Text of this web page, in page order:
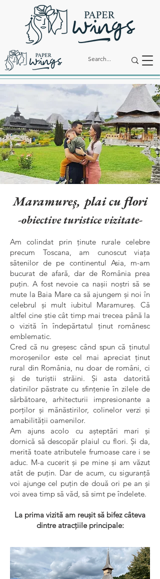
Maramureș, plai cu flori
-obiective turistice vizitate-
Am colindat prin ținute rurale celebre
precum Toscana, am cunoscut viața
sătenilor de pe continentul Asia, m-am
bucurat de afară, dar de România prea
puțin. A fost nevoie ca nașii noștri să se
mute la Baia Mare ca să ajungem și noi în
celebrul și mult iubitul Maramureș. Că
altfel cine știe cât timp mai trecea până la
o vizită în îndepărtatul ținut românesc
emblematic.
Cred că nu greșesc când spun că ținutul
moroșenilor este cel mai apreciat ținut
rural din România, nu doar de români, ci
și de turiștii străini. Și asta datorită
datinilor păstrate cu sfințenie în zilele de
sărbătoare, arhitecturii impresionante a
porților și mănăstirilor, colinelor verzi și
amabilității oamenilor.
Am ajuns acolo cu așteptări mari și
dornică să descopăr plaiul cu flori. Și da,
merită toate atributele frumoase care i se
aduc. M-a cucerit și pe mine și am văzut
atât de puțin. Dar de acum, cu siguranță
voi ajunge cel puțin de două ori pe an și
voi avea timp să văd, să simt pe îndelete.
La prima vizită am reușit să bifez câteva
dintre atracțiile principale: